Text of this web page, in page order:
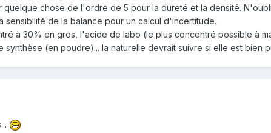
quelque chose de l'ordre de 5 pour la dureté et la densité.
sensibilité de la balance pour un calcul d'incertitude.
à 30% en gros, l'acide de labo (le plus concentré possible à
synthèse (en poudre)... la naturelle devrait suivre si elle est bien